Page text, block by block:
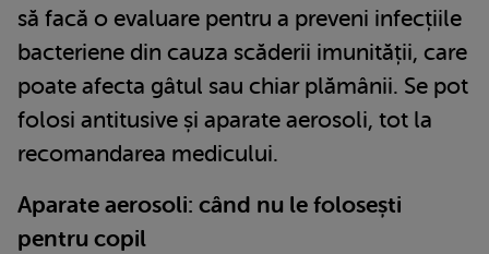
să facă o evaluare pentru a preveni infecțiile
bacteriene din cauza scăderii imunității, care
poate afecta gâtul sau chiar plămânii. Se pot
folosi antitusive și aparate aerosoli, tot la
recomandarea medicului.
Aparate aerosoli: când nu le folosești
pentru copil